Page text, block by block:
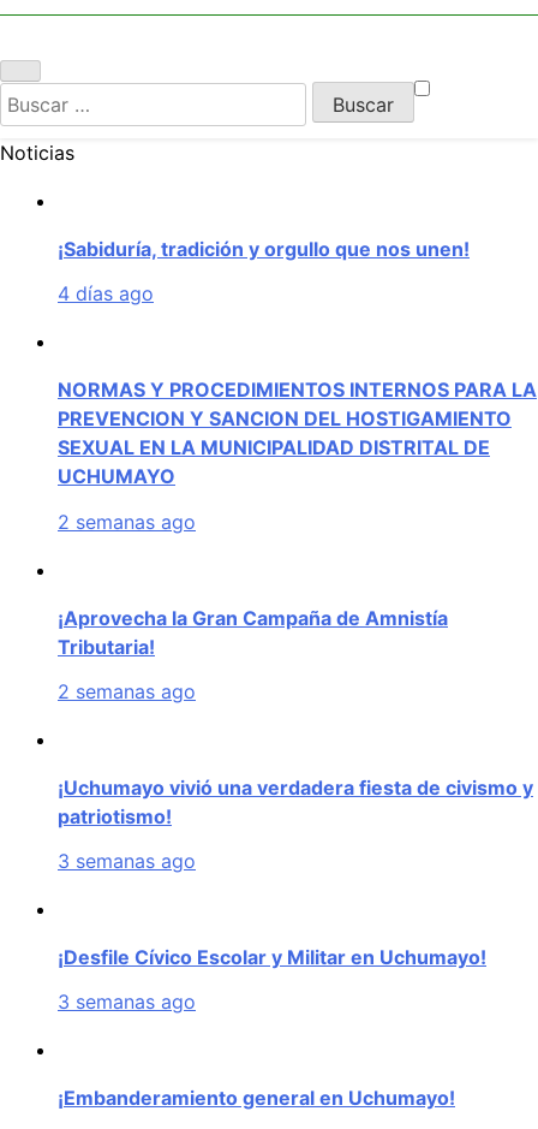
Buscar:
Noticias
¡Sabiduría, tradición y orgullo que nos unen!
4 días ago
NORMAS Y PROCEDIMIENTOS INTERNOS PARA LA
PREVENCION Y SANCION DEL HOSTIGAMIENTO
SEXUAL EN LA MUNICIPALIDAD DISTRITAL DE
UCHUMAYO
2 semanas ago
¡Aprovecha la Gran Campaña de Amnistía
Tributaria!
2 semanas ago
¡Uchumayo vivió una verdadera fiesta de civismo y
patriotismo!
3 semanas ago
¡Desfile Cívico Escolar y Militar en Uchumayo!
3 semanas ago
¡Embanderamiento general en Uchumayo!